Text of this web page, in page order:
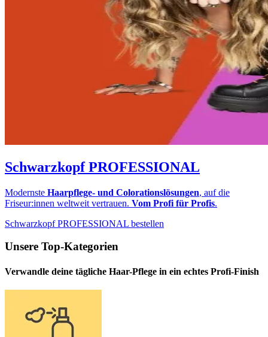
Schwarzkopf PROFESSIONAL
Modernste Haarpflege- und Colorationslösungen, auf die
Friseur:innen weltweit vertrauen. Vom Profi für Profis.
Schwarzkopf PROFESSIONAL bestellen
Unsere Top-Kategorien
Verwandle deine tägliche Haar-Pflege in ein echtes Profi-Finish